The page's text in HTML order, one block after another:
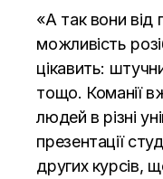
«А так вони від
можливість
цікавить:
тощо. Команії
людей в різні
презентації
других курсів,